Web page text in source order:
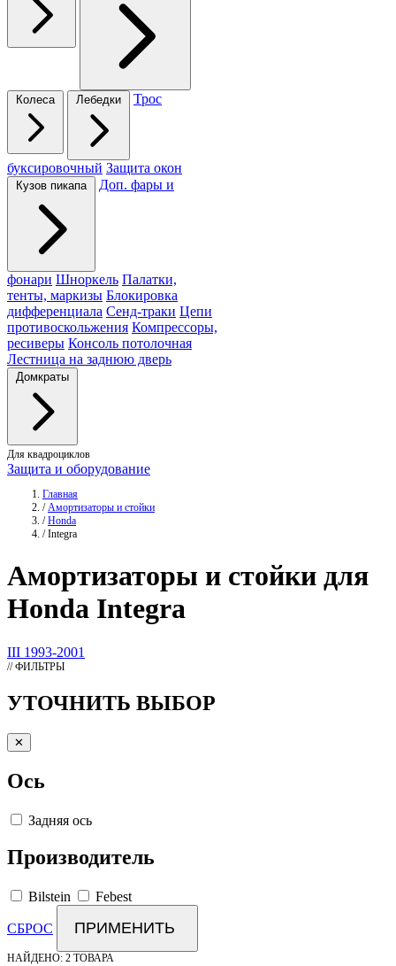
Колеса Лебедки Трос
буксировочный Защита окон
Кузов пикапа Доп. фары и
фонари Шноркель Палатки,
тенты, маркизы Блокировка
дифференциала Сенд-траки Цепи
противоскольжения Компрессоры,
ресиверы Консоль потолочная
Лестница на заднюю дверь
Домкраты
Для квадроциклов
Защита и оборудование
Главная
/ Амортизаторы и стойки
/ Honda
/ Integra
Амортизаторы и стойки для
Honda Integra
III 1993-2001
// ФИЛЬТРЫ
УТОЧНИТЬ ВЫБОР
✕
Ось
Задняя ось
Производитель
Bilstein Febest
СБРОС ПРИМЕНИТЬ
НАЙДЕНО: 2 ТОВАРА